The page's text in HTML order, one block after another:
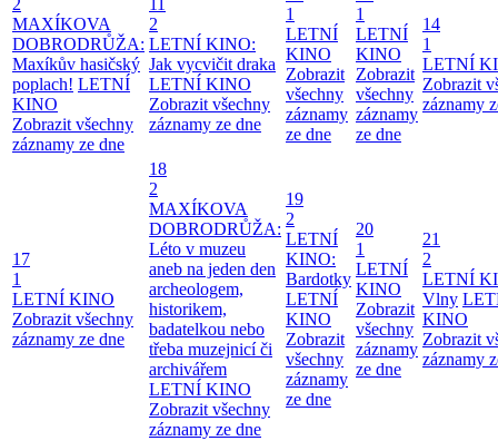
2
MAXÍKOVA
DOBRODRŮŽA:
Maxíkův hasičský
poplach! LETNÍ
KINO
Zobrazit všechny
záznamy ze dne
11
2
LETNÍ KINO:
Jak vycvičit draka
LETNÍ KINO
Zobrazit všechny
záznamy ze dne
1
LETNÍ
KINO
Zobrazit
všechny
záznamy
ze dne
1
LETNÍ
KINO
Zobrazit
všechny
záznamy
ze dne
14
1
LETNÍ
Zobrazit
záznamy
17
1
LETNÍ KINO
Zobrazit všechny
záznamy ze dne
18
2
MAXÍKOVA
DOBRODRŮŽA:
Léto v muzeu
aneb na jeden den
archeologem,
historikem,
badatelkou nebo
třeba muzejnicí či
archivářem
LETNÍ KINO
Zobrazit všechny
záznamy ze dne
19
2
LETNÍ
KINO:
Bardotky
LETNÍ
KINO
Zobrazit
všechny
záznamy
ze dne
20
1
LETNÍ
KINO
Zobrazit
všechny
záznamy
ze dne
21
2
LETNÍ
Vlny
KINO
Zobrazit
záznamy